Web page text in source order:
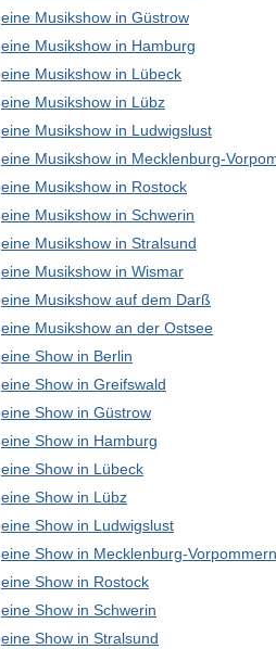
eine Musikshow in Güstrow
eine Musikshow in Hamburg
eine Musikshow in Lübeck
eine Musikshow in Lübz
eine Musikshow in Ludwigslust
eine Musikshow in Mecklenburg-
eine Musikshow in Rostock
eine Musikshow in Schwerin
eine Musikshow in Stralsund
eine Musikshow in Wismar
eine Musikshow auf dem Darß
eine Musikshow an der Ostsee
eine Show in Berlin
eine Show in Greifswald
eine Show in Güstrow
eine Show in Hamburg
eine Show in Lübeck
eine Show in Lübz
eine Show in Ludwigslust
eine Show in Mecklenburg-
eine Show in Rostock
eine Show in Schwerin
eine Show in Stralsund